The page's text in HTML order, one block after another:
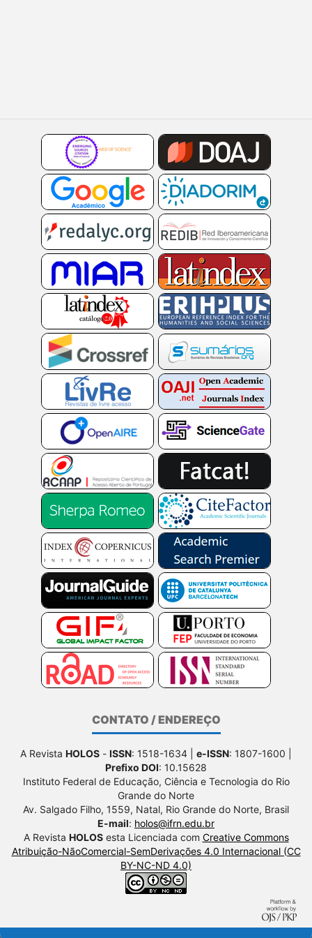
CONTATO / ENDEREÇO
A Revista HOLOS - ISSN: 1518-1634 | e-ISSN: 1807-1600 |
Prefixo DOI: 10.15628
Instituto Federal de Educação, Ciência e Tecnologia do Rio
Grande do Norte
Av. Salgado Filho, 1559, Natal, Rio Grande do Norte, Brasil
E-mail: holos@ifrn.edu.br
A Revista HOLOSesta Licenciada com Creative Commons
Atribuição-NãoComercial-SemDerivações 4.0 Internacional (CC
BY-NC-ND 4.0)